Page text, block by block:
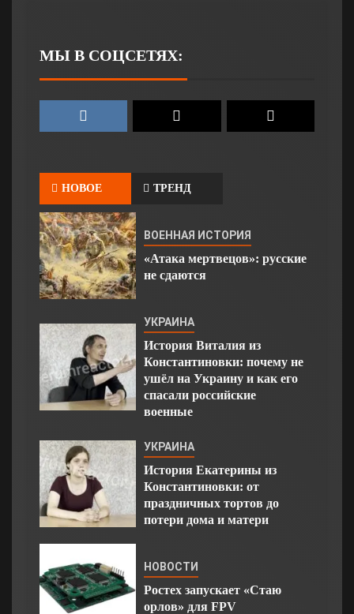
МЫ В СОЦСЕТЯХ:
НОВОЕ ТРЕНД
ВОЕННАЯ ИСТОРИЯ
«Атака мертвецов»: русские
не сдаются
УКРАИНА
История Виталия из
Константиновки: почему не
ушёл на Украину и как его
спасали российские
военные
УКРАИНА
История Екатерины из
Константиновки: от
праздничных тортов до
потери дома и матери
НОВОСТИ
Ростех запускает «Стаю
орлов» для FPV